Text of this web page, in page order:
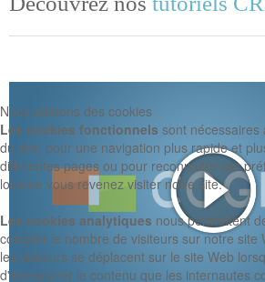
Nous utilisons des cookies
Les cookies fonctionnels sont
du site, pour une navigation plus rapide et
différentes pages ou pour reconnaitre vos
lorsque vous revenez visiter notre site.
Les cookies analytiques nous permettent
compter le nombre de visiteurs sur notre site
les visiteurs se déplacent sur le site Web
d'enregistrer le contenu que les internautes